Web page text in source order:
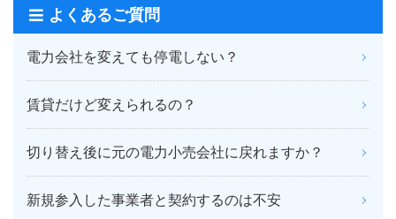
よくあるご質問
電力会社を変えても停電しない？
賃貸だけど変えられるの？
切り替え後に元の電力小売会社に戻れますか？
新規参入した事業者と契約するのは不安